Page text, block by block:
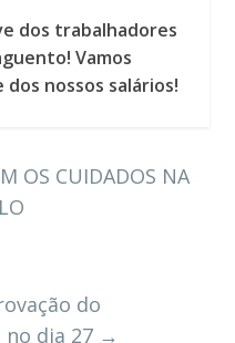
dos trabalhadores
Vamos
nossos salários!
OS CUIDADOS NA
do
dia 27 →